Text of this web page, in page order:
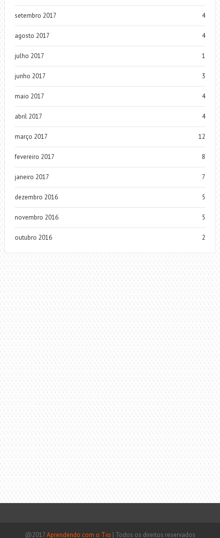
setembro 2017 4
agosto 2017 4
julho 2017 1
junho 2017 3
maio 2017 4
abril 2017 4
março 2017 12
fevereiro 2017 8
janeiro 2017 7
dezembro 2016 5
novembro 2016 5
outubro 2016 2
@2017Aprendendo com o Tio | Todos os direitos reservados